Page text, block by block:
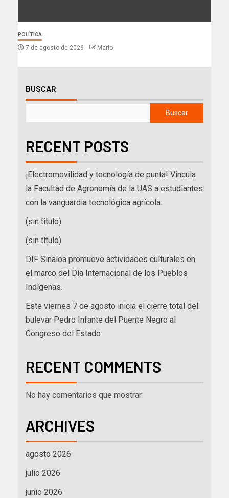
POLÍTICA
7 de agosto de 2026 Mario
BUSCAR
Buscar
RECENT POSTS
¡Electromovilidad y tecnología de punta! Vincula
la Facultad de Agronomía de la UAS a estudiantes
con la vanguardia tecnológica agrícola.
(sin título)
(sin título)
DIF Sinaloa promueve actividades culturales en
el marco del Día Internacional de los Pueblos
Indígenas.
Este viernes 7 de agosto inicia el cierre total del
bulevar Pedro Infante del Puente Negro al
Congreso del Estado
RECENT COMMENTS
No hay comentarios que mostrar.
ARCHIVES
agosto 2026
julio 2026
junio 2026